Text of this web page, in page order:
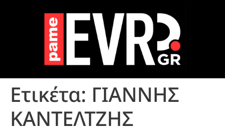
Ετικέτα: ΓΙΑΝΝΗΣ
ΚΑΝΤΕΛΤΖΗΣ